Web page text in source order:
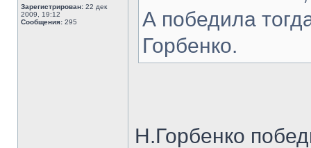
Зарегистрирован: 22 дек
2009, 19:12
Сообщения: 295
А победила
Горбенко.
Н.Горбенко